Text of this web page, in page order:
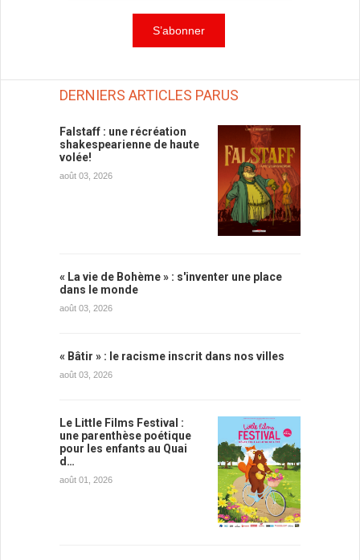
DERNIERS ARTICLES PARUS
Falstaff : une récréation
shakespearienne de haute
volée!
août 03, 2026
« La vie de Bohème » : s'inventer une place
dans le monde
août 03, 2026
« Bâtir » : le racisme inscrit dans nos villes
août 03, 2026
Le Little Films Festival :
une parenthèse poétique
pour les enfants au Quai
d…
août 01, 2026